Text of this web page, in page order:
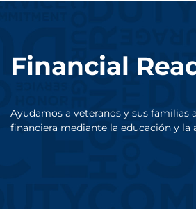
Financial
Ayudamos a veteranos y sus familias
financiera mediante la educación y la